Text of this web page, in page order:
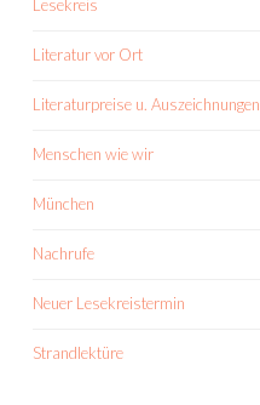
Lesekreis
Literatur vor Ort
Literaturpreise u. Auszeichnungen
Menschen wie wir
München
Nachrufe
Neuer Lesekreistermin
Strandlektüre